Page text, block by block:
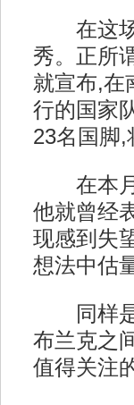
在这场
秀。正所
就宣布,在
行的国家
23名国脚,
在本月
他就曾经
现感到失
想法中估
同样是
布兰克之
值得关注